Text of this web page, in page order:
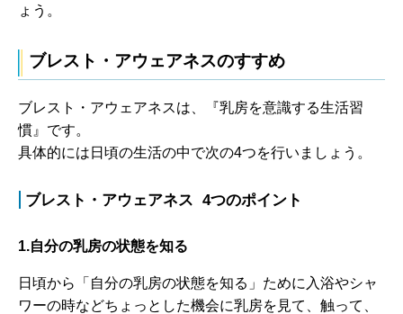
ょう。
ブレスト・アウェアネスのすすめ
ブレスト・アウェアネスは、『乳房を意識する生活習
慣』です。
具体的には日頃の生活の中で次の4つを行いましょう。
ブレスト・アウェアネス 4つのポイント
1.自分の乳房の状態を知る
日頃から「自分の乳房の状態を知る」ために入浴やシャ
ワーの時などちょっとした機会に乳房を見て、触って、